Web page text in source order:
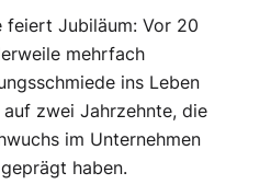
feiert Jubiläum: Vor 20
mehrfach
ins Leben
zwei Jahrzehnte, die
im Unternehmen
haben.